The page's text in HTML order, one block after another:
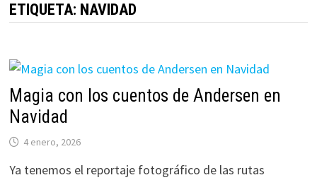
ETIQUETA: NAVIDAD
Magia con los cuentos de Andersen en
Navidad
4 enero, 2026
Ya tenemos el reportaje fotográfico de las rutas